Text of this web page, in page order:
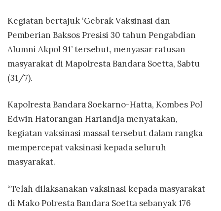
Kegiatan bertajuk ‘Gebrak Vaksinasi dan
Pemberian Baksos Presisi 30 tahun Pengabdian
Alumni Akpol 91’ tersebut, menyasar ratusan
masyarakat di Mapolresta Bandara Soetta, Sabtu
(31/7).
Kapolresta Bandara Soekarno-Hatta, Kombes Pol
Edwin Hatorangan Hariandja menyatakan,
kegiatan vaksinasi massal tersebut dalam rangka
mempercepat vaksinasi kepada seluruh
masyarakat.
“Telah dilaksanakan vaksinasi kepada masyarakat
di Mako Polresta Bandara Soetta sebanyak 176